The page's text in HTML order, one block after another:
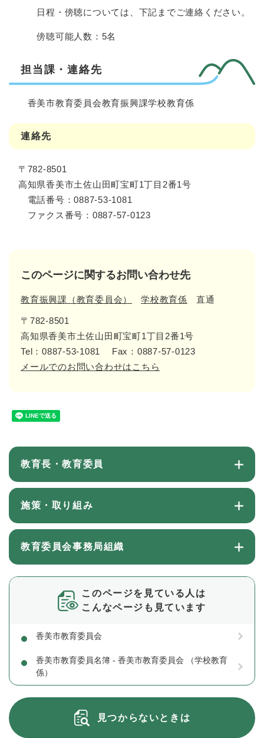
日程・傍聴については、下記までご連絡ください。
傍聴可能人数：5名
担当課・連絡先
香美市教育委員会教育振興課学校教育係
連絡先
〒782-8501
高知県香美市土佐山田町宝町1丁目2番1号
電話番号：0887-53-1081
ファクス番号：0887-57-0123
このページに関するお問い合わせ先
教育振興課（教育委員会） 学校教育係 直通
〒782-8501
高知県香美市土佐山田町宝町1丁目2番1号
Tel：0887-53-1081
Fax：0887-57-0123
メールでのお問い合わせはこちら
教育長・教育委員
施策・取り組み
教育委員会事務局組織
このページを見ている人は
こんなページも見ています
香美市教育委員会
香美市教育委員名簿 - 香美市教育委員会 （学校教育
係）
見つからないときは